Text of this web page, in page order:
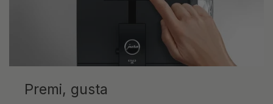
Premi, gusta